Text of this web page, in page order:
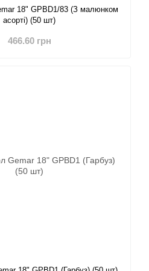
18" GPBD1/83 (З малюнком
асорті) (50 шт)
466.60 грн